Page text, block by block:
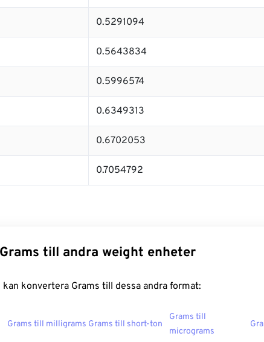
0.5291094
0.5643834
0.5996574
0.6349313
0.6702053
0.7054792
till andra weight enheter
kan konvertera Grams till dessa andra format:
Grams till milligrams Grams till short-ton
Grams till
micrograms